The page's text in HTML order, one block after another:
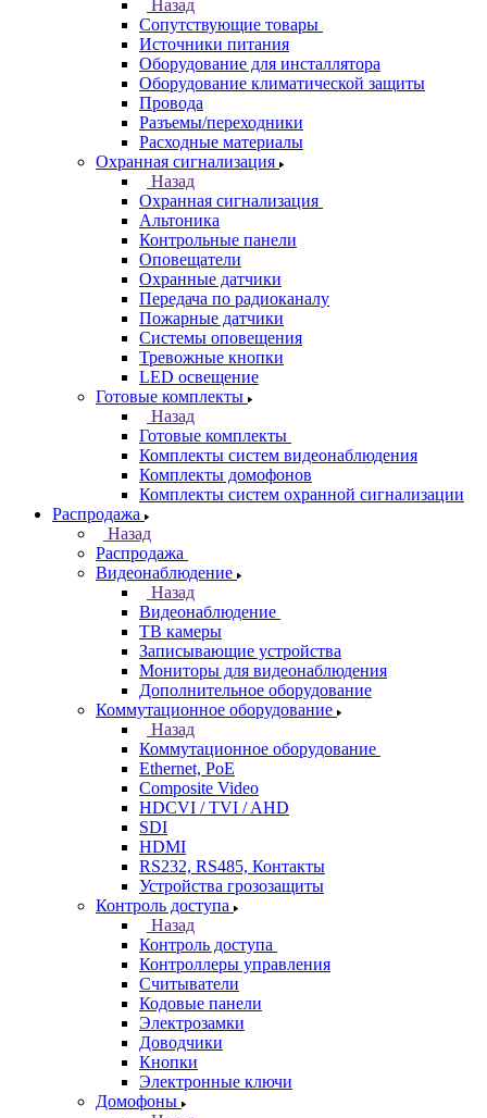
Назад
Сопутствующие товары
Источники питания
Оборудование для инсталлятора
Оборудование климатической защиты
Провода
Разъемы/переходники
Расходные материалы
Охранная сигнализация
Назад
Охранная сигнализация
Альтоника
Контрольные панели
Оповещатели
Охранные датчики
Передача по радиоканалу
Пожарные датчики
Системы оповещения
Тревожные кнопки
LED освещение
Готовые комплекты
Назад
Готовые комплекты
Комплекты систем видеонаблюдения
Комплекты домофонов
Комплекты систем охранной сигнализации
Распродажа
Назад
Распродажа
Видеонаблюдение
Назад
Видеонаблюдение
ТВ камеры
Записывающие устройства
Мониторы для видеонаблюдения
Дополнительное оборудование
Коммутационное оборудование
Назад
Коммутационное оборудование
Ethernet, PoE
Composite Video
HDCVI / TVI / AHD
SDI
HDMI
RS232, RS485, Контакты
Устройства грозозащиты
Контроль доступа
Назад
Контроль доступа
Контроллеры управления
Считыватели
Кодовые панели
Электрозамки
Доводчики
Кнопки
Электронные ключи
Домофоны